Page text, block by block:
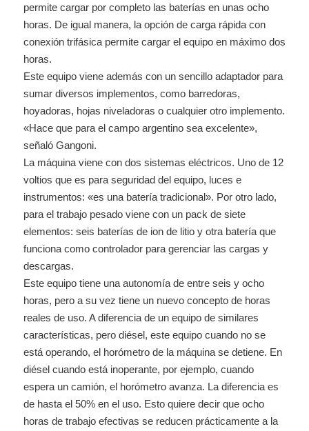
permite cargar por completo las baterías en unas ocho
horas. De igual manera, la opción de carga rápida con
conexión trifásica permite cargar el equipo en máximo dos
horas.
Este equipo viene además con un sencillo adaptador para
sumar diversos implementos, como barredoras,
hoyadoras, hojas niveladoras o cualquier otro implemento.
«Hace que para el campo argentino sea excelente»,
señaló Gangoni.
La máquina viene con dos sistemas eléctricos. Uno de 12
voltios que es para seguridad del equipo, luces e
instrumentos: «es una batería tradicional». Por otro lado,
para el trabajo pesado viene con un pack de siete
elementos: seis baterías de ion de litio y otra batería que
funciona como controlador para gerenciar las cargas y
descargas.
Este equipo tiene una autonomía de entre seis y ocho
horas, pero a su vez tiene un nuevo concepto de horas
reales de uso. A diferencia de un equipo de similares
características, pero diésel, este equipo cuando no se
está operando, el horómetro de la máquina se detiene. En
diésel cuando está inoperante, por ejemplo, cuando
espera un camión, el horómetro avanza. La diferencia es
de hasta el 50% en el uso. Esto quiere decir que ocho
horas de trabajo efectivas se reducen prácticamente a la